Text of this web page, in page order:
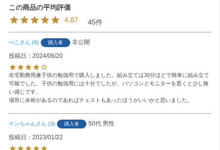
4.87 45
ぺこ 6 購入者
非公開
投稿日
2024/06/20
在宅勤務用兼子供の勉強用で購入しました。組み立ては30分ほどで簡単に組み立て
可能でした。子供の勉強用には十分でしたが、パソコンとモニターを置くと少し狭
い感じです。
場所に余裕があるのであればチェストもあったほうがいいかと思いました。
ケンちゃん 3 購入者 50代 男性
投稿日
2023/01/22